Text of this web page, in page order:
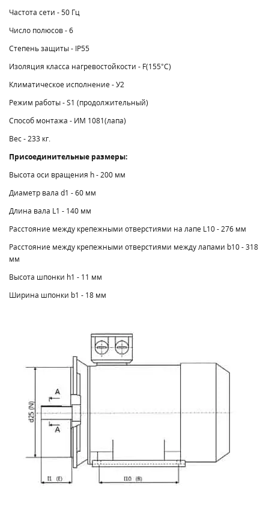
Частота сети - 50 Гц
Число полюсов - 6
Степень защиты - IP55
Изоляция класса нагревостойкости - F(155°C)
Климатическое исполнение - У2
Режим работы - S1 (продолжительный)
Способ монтажа - ИМ 1081(лапа)
Вес - 233 кг.
Присоединительные размеры:
Высота оси вращения h - 200 мм
Диаметр вала d1 - 60 мм
Длина вала L1 - 140 мм
Расстояние между крепежными отверстиями на лапе L10 - 276 мм
Расстояние между крепежными отверстиями между лапами b10 - 318
мм
Высота шпонки h1 - 11 мм
Ширина шпонки b1 - 18 мм